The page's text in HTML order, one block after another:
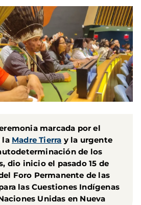
marcada por el
la Madre Tierra y la urgente
de los
dio inicio el pasado 15 de
Foro Permanente de las
las Cuestiones Indígenas
Unidas en Nueva